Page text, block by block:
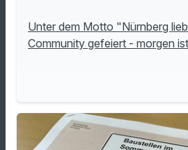
Unter dem Motto "Nürnberg
Community gefeiert - morgen